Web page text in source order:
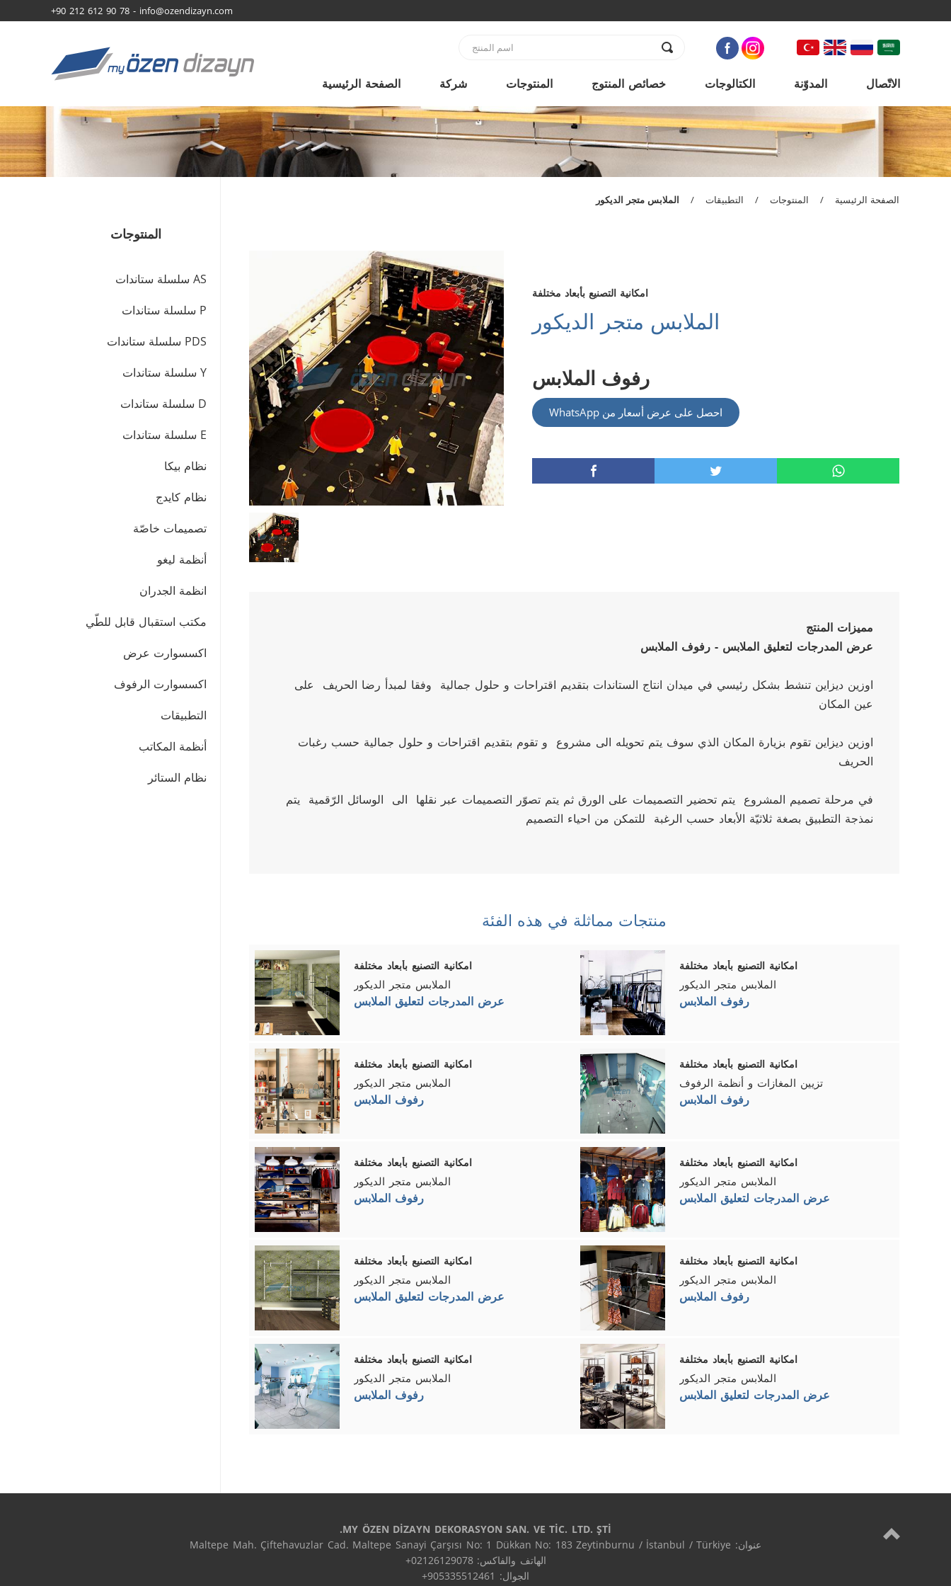
+90 212 612 90 78 - info@ozendizayn.com
الصفحة الرئيسية شركة المنتوجات خصائص المنتوج الكتالوجات المدوّنة الاتّصال
المنتوجات
AS سلسلة ستاندات
P سلسلة ستاندات
PDS سلسلة ستاندات
Y سلسلة ستاندات
D سلسلة ستاندات
E سلسلة ستاندات
نظام بيكا
نظام كايدج
تصميمات خاصّة
أنظمة ليغو
انظمة الجدران
مكتب استقبال قابل للطّي
اكسسوارت عرض
اكسسوارت الرفوف
التطبيقات
أنظمة المكاتب
نظام الستائر
الصفحة الرئيسية / المنتوجات / التطبيقات / الملابس متجر الديكور
امكانية التصنيع بأبعاد مختلفة
الملابس متجر الديكور
رفوف الملابس
احصل على عرض أسعار من WhatsApp
مميزات المنتج
عرض المدرجات لتعليق الملابس - رفوف الملابس
عين المكان
الحريف
نمذجة التطبيق بصغة ثلاثيّة الأبعاد حسب الرغبة  للتمكن من احياء التصميم
منتجات مماثلة في هذه الفئة
امكانية التصنيع بأبعاد مختلفة
الملابس متجر الديكور
عرض المدرجات لتعليق الملابس
امكانية التصنيع بأبعاد مختلفة
الملابس متجر الديكور
رفوف الملابس
امكانية التصنيع بأبعاد مختلفة
الملابس متجر الديكور
رفوف الملابس
امكانية التصنيع بأبعاد مختلفة
تزيين المغازات و أنظمة الرفوف
رفوف الملابس
امكانية التصنيع بأبعاد مختلفة
الملابس متجر الديكور
رفوف الملابس
امكانية التصنيع بأبعاد مختلفة
الملابس متجر الديكور
عرض المدرجات لتعليق الملابس
امكانية التصنيع بأبعاد مختلفة
الملابس متجر الديكور
عرض المدرجات لتعليق الملابس
امكانية التصنيع بأبعاد مختلفة
الملابس متجر الديكور
رفوف الملابس
امكانية التصنيع بأبعاد مختلفة
الملابس متجر الديكور
رفوف الملابس
امكانية التصنيع بأبعاد مختلفة
الملابس متجر الديكور
عرض المدرجات لتعليق الملابس
MY ÖZEN DİZAYN DEKORASYON SAN. VE TİC. LTD. ŞTİ.
الجوال: 905335512461+